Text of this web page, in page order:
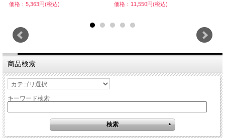
価格：5,363円(税込) 価格：11,550円(税込)
商品検索
キーワード検索